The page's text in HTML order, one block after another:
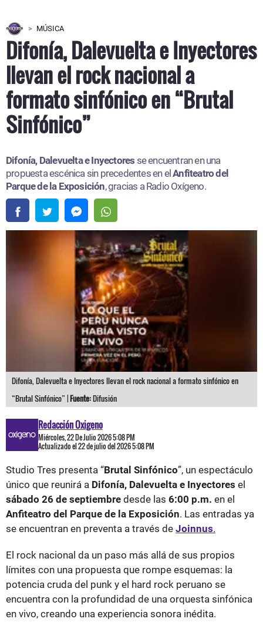
MÚSICA
Difonía, Dalevuelta e Inyectores
llevan el rock nacional a
formato sinfónico en “Brutal
Sinfónico”
Difonía, Dalevuelta e Inyectores se encuentran en una
propuesta escénica sin precedentes en elAnfiteatro del
Parque de la Exposición, gracias a Radio Oxígeno.
Difonía, Dalevuelta e Inyectores llevan el rock nacional a formato sinfónico en
“Brutal Sinfónico” |Fuente:Difusión
Redacción Oxigeno
Miércoles, 22 De Julio 2026 5:08 PM
Actualizado el 22 de julio del 2026 5:08 PM
Studio Tres presenta “Brutal Sinfónico”, un espectáculo
único que reunirá a Difonía, Dalevuelta e Inyectores el
sábado 26 de septiembre desde las 6:00 p.m. en el
Anfiteatro del Parque de la Exposición. Las entradas ya
se encuentran en preventa a través de Joinnus.
El rock nacional da un paso más allá de sus propios
límites con una propuesta que rompe esquemas: la
potencia cruda del punk y el hard rock peruano se
encuentra con la profundidad de una orquesta sinfónica
en vivo, creando una experiencia sonora inédita.